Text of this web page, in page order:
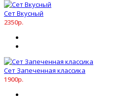
Сет Вкусный
2350р.
Сет Запеченная классика
1900р.